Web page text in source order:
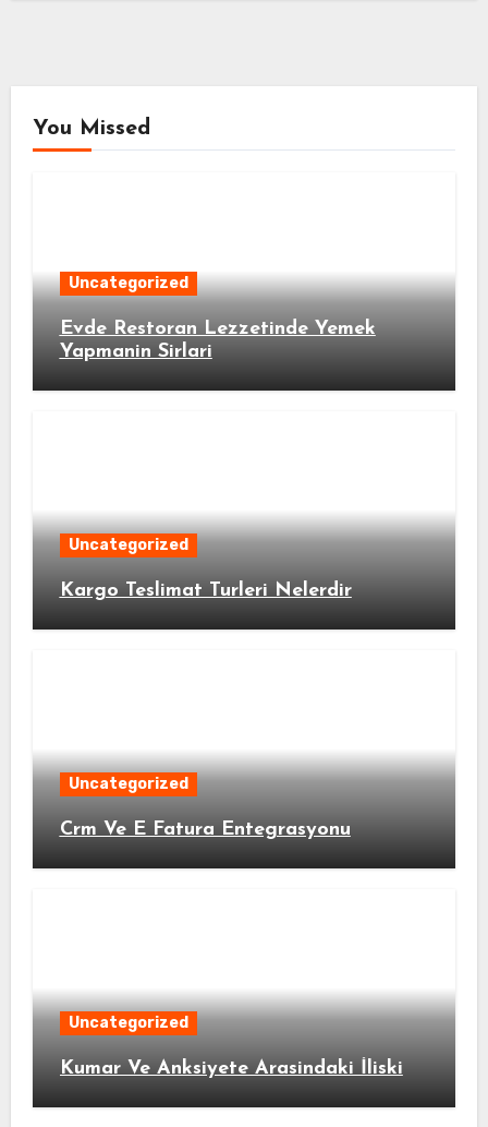
You Missed
Uncategorized
Evde Restoran Lezzetinde Yemek
Yapmanin Sirlari
Uncategorized
Kargo Teslimat Turleri Nelerdir
Uncategorized
Crm Ve E Fatura Entegrasyonu
Uncategorized
Kumar Ve Anksiyete Arasindaki İliski